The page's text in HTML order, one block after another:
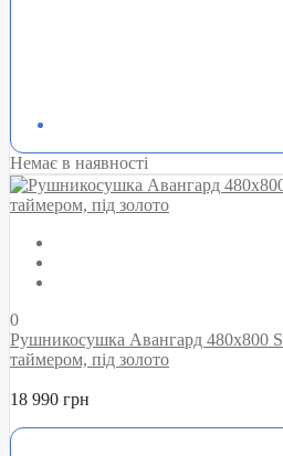
Немає в наявності
0
Рушникосушка Авангард 480х800
таймером, під золото
18 990 грн